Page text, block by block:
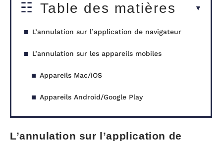
Table des matières
L’annulation sur l’application de navigateur
L’annulation sur les appareils mobiles
Appareils Mac/iOS
Appareils Android/Google Play
L’annulation sur l’application de